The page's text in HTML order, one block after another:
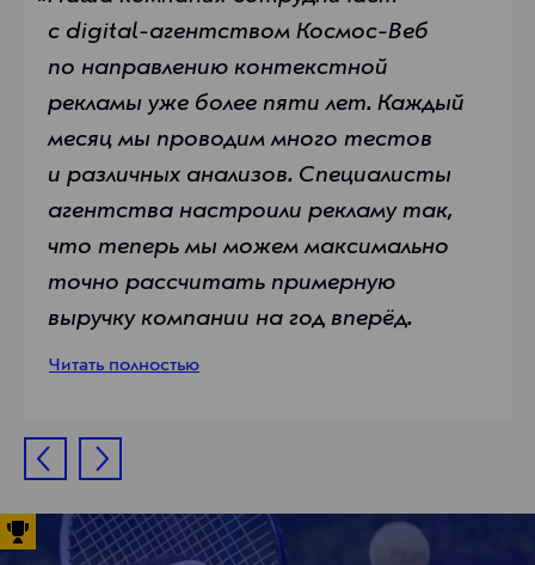
с digital-агентством Космос-Веб
по направлению контекстной
рекламы уже более пяти лет. Каждый
месяц мы проводим много тестов
и различных анализов. Специалисты
агентства настроили рекламу так,
что теперь мы можем максимально
точно рассчитать примерную
выручку компании на год вперёд.
Читать полностью